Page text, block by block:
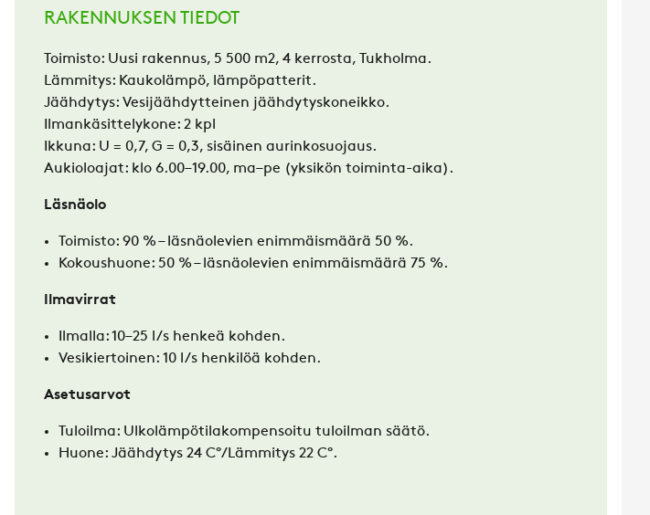
RAKENNUKSEN TIEDOT
Toimisto: Uusi rakennus, 5 500 m2, 4 kerrosta, Tukholma.
Lämmitys: Kaukolämpö, lämpöpatterit.
Jäähdytys: Vesijäähdytteinen jäähdytyskoneikko.
Ilmankäsittelykone: 2 kpl
Ikkuna: U = 0,7, G = 0,3, sisäinen aurinkosuojaus.
Aukioloajat: klo 6.00–19.00, ma–pe (yksikön toiminta-aika).
Läsnäolo
Toimisto: 90 % – läsnäolevien enimmäismäärä 50 %.
Kokoushuone: 50 % – läsnäolevien enimmäismäärä 75 %.
Ilmavirrat
Ilmalla: 10–25 l/s henkeä kohden.
Vesikiertoinen: 10 l/s henkilöä kohden.
Asetusarvot
Tuloilma: Ulkolämpötilakompensoitu tuloilman säätö.
Huone: Jäähdytys 24 C°/Lämmitys 22 C°.